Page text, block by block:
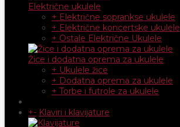
Električne ukulele
+ Električne soprankse ukulele
+ Električne koncertske ukulele
+ Ostale Električne Ukulele
Žice i dodatna oprema za ukulele
+ Ukulele žice
+ Dodatna oprema za ukulele
+ Torbe i futrole za ukulele
+- Klaviri i klavijature